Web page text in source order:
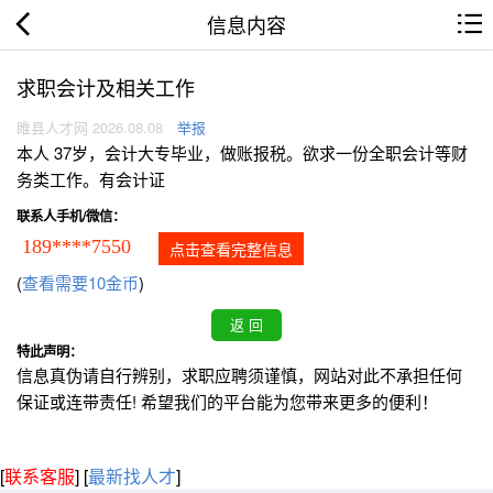
信息内容
求职会计及相关工作
睢县人才网 2026.08.08 举报
本人 37岁，会计大专毕业，做账报税。欲求一份全职会计等财
务类工作。有会计证
联系人手机/微信：
189****7550 点击查看完整信息
(查看需要10金币)
特此声明：
信息真伪请自行辨别，求职应聘须谨慎，网站对此不承担任何
保证或连带责任! 希望我们的平台能为您带来更多的便利！
[联系客服] [最新找人才]